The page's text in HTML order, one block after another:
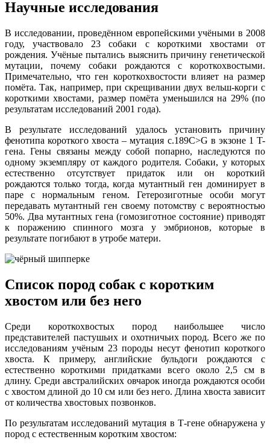
Научные исследования
В исследовании, проведённом европейскими учёными в 2008
году, участвовало 23 собаки с короткими хвостами от
рождения. Учёные пытались выяснить причину генетической
мутации, почему собаки рождаются с короткохвостыми.
Примечательно, что ген короткохвостости влияет на размер
помёта. Так, например, при скрещивании двух вельш-корги с
короткими хвостами, размер помёта уменьшился на 29% (по
результатам исследований 2001 года).
В результате исследований удалось установить причину
фенотипа короткого хвоста – мутация c.189C>G в экзоне 1 T-
гена. Гены связаны между собой попарно, наследуются по
одному экземпляру от каждого родителя. Собаки, у которых
естественно отсутствует придаток или он короткий
рождаются только тогда, когда мутантный ген доминирует в
паре с нормальным геном. Гетерозиготные особи могут
передавать мутантный ген своему потомству с вероятностью
50%. Два мутантных гена (гомозиготное состояние) приводят
к поражению спинного мозга у эмбрионов, которые в
результате погибают в утробе матери.
Список пород собак с коротким
хвостом или без него
Среди короткохвостых пород наибольшее число
представителей пастушьих и охотничьих пород. Всего же по
исследованиям учёным 23 породы несут фенотип короткого
хвоста. К примеру, английские бульдоги рождаются с
естественно короткими придатками всего около 2,5 см в
длину. Среди австралийских овчарок иногда рождаются особи
с хвостом длиной до 10 см или без него. Длина хвоста зависит
от количества хвостовых позвонков.
По результатам исследований мутация в Т-гене обнаружена у
пород с естественным коротким хвостом: